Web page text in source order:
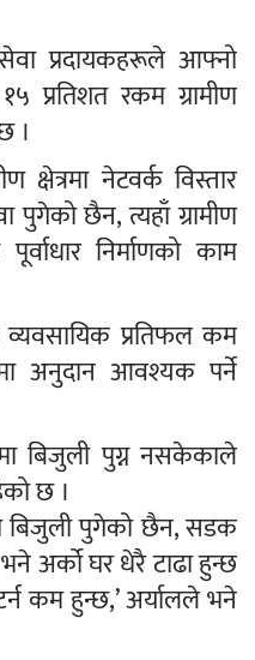
प्रदायकहरूले आफ्नो
प्रतिशत रकम ग्रामीण
।
क्षेत्रमा नेटवर्क विस्तार
छैन, त्यहाँ ग्रामीण
निर्माणको काम
व्यवसायिक प्रतिफल कम
अनुदान आवश्यक पर्ने
बिजुली पुग्न नसकेकाले
छ ।
बिजुली पुगेको छैन, सडक
अर्को घर धेरै टाढा हुन्छ
कम हुन्छ,’ अर्यालले भने